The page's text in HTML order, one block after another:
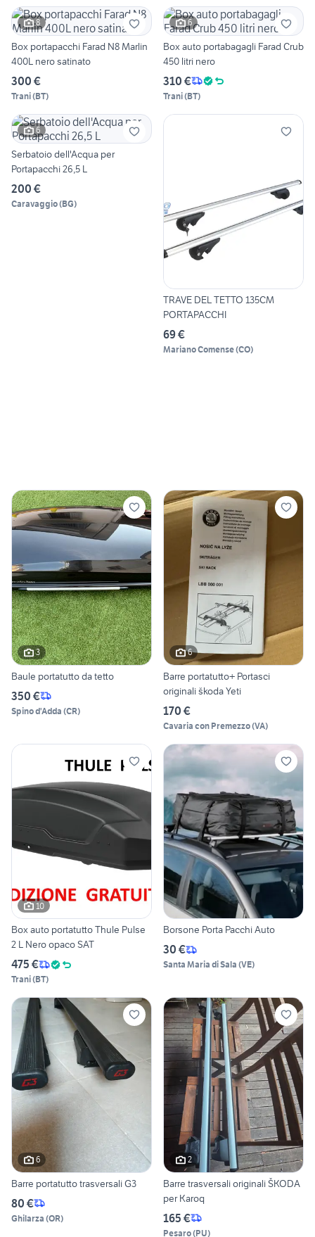
8
Box portapacchi Farad N8 Marlin
400L nero satinato
300 €
Trani(BT)
6
Box auto portabagagli Farad Crub
450 litri nero
310 €
Trani(BT)
6
Serbatoio dell'Acqua per
Portapacchi 26,5 L
200 €
Caravaggio(BG)
TRAVE DEL TETTO 135CM
PORTAPACCHI
69 €
Mariano Comense(CO)
3
Baule portatutto da tetto
350 €
Spino d'Adda (CR)
6
Barre portatutto+ Portasci
originali škoda Yeti
170 €
Cavaria con Premezzo(VA)
10
Box auto portatutto Thule Pulse
2 L Nero opaco SAT
475 €
Trani(BT)
Borsone Porta Pacchi Auto
30 €
Santa Maria di Sala (VE)
6
Barre portatutto trasversali G3
80 €
Ghilarza (OR)
2
Barre trasversali originali ŠKODA
per Karoq
165 €
Pesaro(PU)